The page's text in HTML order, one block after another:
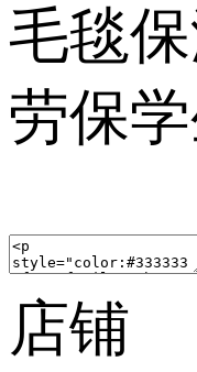
毛毯
劳保
店铺